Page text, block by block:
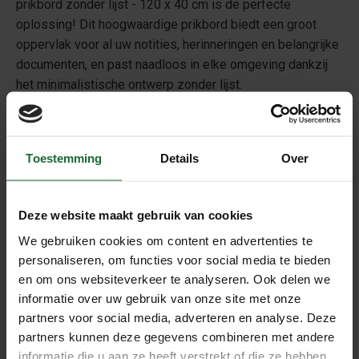
Toestemming Details Over
Deze website maakt gebruik van cookies
We gebruiken cookies om content en advertenties te
personaliseren, om functies voor social media te bieden
en om ons websiteverkeer te analyseren. Ook delen we
informatie over uw gebruik van onze site met onze
partners voor social media, adverteren en analyse. Deze
partners kunnen deze gegevens combineren met andere
informatie die u aan ze heeft verstrekt of die ze hebben
prikbord zonder lijst - 120 x 40 cm is de perfecte
oplossing! Dit hoogwaardige prikbord biedt een groot
oppervlak voor al uw notities, herinneringen en belangrijke
documenten, en past naadloos in elke omgeving dankzij
het minimalistische ontwerp zonder lijst.
Kenmerken van het Kurk Prikbord Zonder Lijst
heeft u voldoende ruimte om al uw ideeën en
belangrijke mededelingen overzichtelijk te
Duurzaam Materiaal
biedt dit prikbord een lange levensduur en herstelt
het zichzelf na elke prik, waardoor het ideaal is voor
dagelijks gebruik.
Eenvoudig te Monteren: Dit prikbord kan gemakkelijk
aan de muur worden bevestigd metspuitlijmof
ophanghaakjes(zelf mee te bestellen)